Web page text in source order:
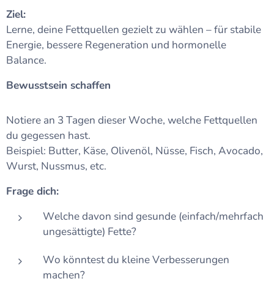
Ziel:
Lerne, deine Fettquellen gezielt zu wählen – für stabile
Energie, bessere Regeneration und hormonelle
Balance.
Bewusstsein schaffen
Notiere an 3 Tagen dieser Woche, welche Fettquellen
du gegessen hast.
Beispiel: Butter, Käse, Olivenöl, Nüsse, Fisch, Avocado,
Wurst, Nussmus, etc.
Frage dich:
Welche davon sind gesunde (einfach/mehrfach
ungesättigte) Fette?
Wo könntest du kleine Verbesserungen
machen?